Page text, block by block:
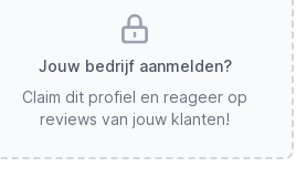
Jouw bedrijf aanmelden?
Claim dit profiel en reageer op
reviews van jouw klanten!